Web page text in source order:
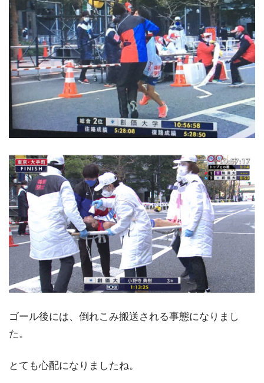
ゴール後には、倒れこみ搬送される事態になりまし
た。
とても心配になりましたね。